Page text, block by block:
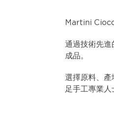
Martini
通過技術先
成品。
選擇原料、
足手工專業